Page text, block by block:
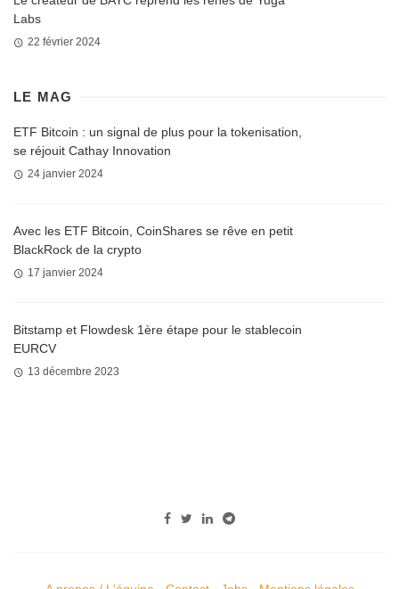
Labs
22 février 2024
LE MAG
ETF Bitcoin : un signal de plus pour la tokenisation,
se réjouit Cathay Innovation
24 janvier 2024
Avec les ETF Bitcoin, CoinShares se rêve en petit
BlackRock de la crypto
17 janvier 2024
Bitstamp et Flowdesk 1ère étape pour le stablecoin
EURCV
13 décembre 2023